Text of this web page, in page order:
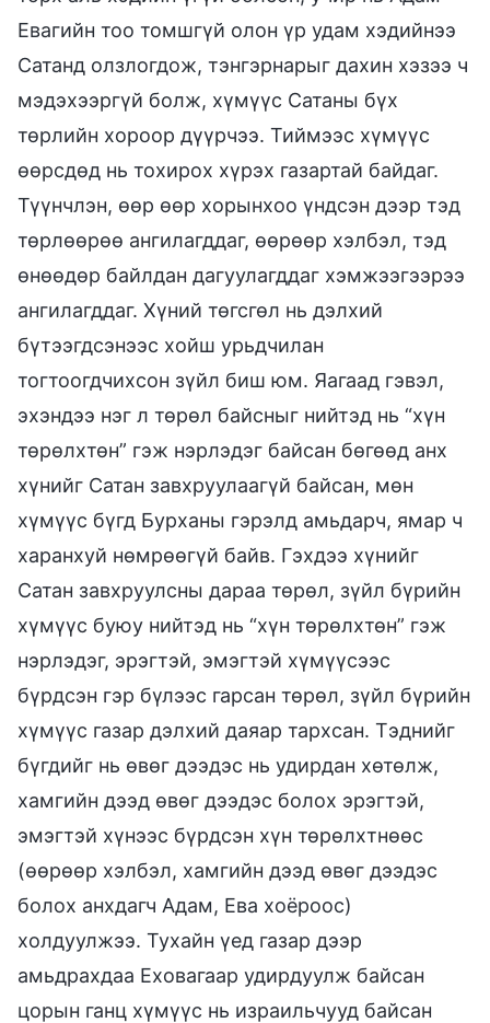
Евагийн тоо томшгүй олон үр удам хэдийнээ
Сатанд олзлогдож, тэнгэрнарыг дахин хэзээ ч
мэдэхээргүй болж, хүмүүс Сатаны бүх
төрлийн хороор дүүрчээ. Тиймээс хүмүүс
өөрсдөд нь тохирох хүрэх газартай байдаг.
Түүнчлэн, өөр өөр хорынхоо үндсэн дээр тэд
төрлөөрөө ангилагддаг, өөрөөр хэлбэл, тэд
өнөөдөр байлдан дагуулагддаг хэмжээгээрээ
ангилагддаг. Хүний төгсгөл нь дэлхий
бүтээгдсэнээс хойш урьдчилан
тогтоогдчихсон зүйл биш юм. Яагаад гэвэл,
эхэндээ нэг л төрөл байсныг нийтэд нь “хүн
төрөлхтөн” гэж нэрлэдэг байсан бөгөөд анх
хүнийг Сатан завхруулаагүй байсан, мөн
хүмүүс бүгд Бурханы гэрэлд амьдарч, ямар ч
харанхуй нөмрөөгүй байв. Гэхдээ хүнийг
Сатан завхруулсны дараа төрөл, зүйл бүрийн
хүмүүс буюу нийтэд нь “хүн төрөлхтөн” гэж
нэрлэдэг, эрэгтэй, эмэгтэй хүмүүсээс
бүрдсэн гэр бүлээс гарсан төрөл, зүйл бүрийн
хүмүүс газар дэлхий даяар тархсан. Тэднийг
бүгдийг нь өвөг дээдэс нь удирдан хөтөлж,
хамгийн дээд өвөг дээдэс болох эрэгтэй,
эмэгтэй хүнээс бүрдсэн хүн төрөлхтнөөс
(өөрөөр хэлбэл, хамгийн дээд өвөг дээдэс
болох анхдагч Адам, Ева хоёроос)
холдуулжээ. Тухайн үед газар дээр
амьдрахдаа Еховагаар удирдуулж байсан
цорын ганц хүмүүс нь израильчууд байсан